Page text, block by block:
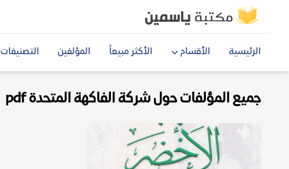
الرئيسية الأقسام الأكثر مبيعاً المؤلفين التصنيفات
جميع المؤلفات حول شركة الفاكهة المتحدة pdf